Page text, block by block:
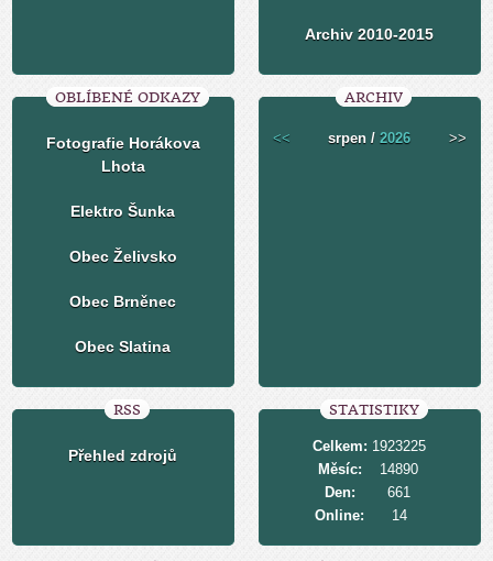
Archiv 2010-2015
OBLÍBENÉ ODKAZY
Fotografie Horákova
Lhota
Elektro Šunka
Obec Želivsko
Obec Brněnec
Obec Slatina
ARCHIV
<< srpen /2026 >>
RSS
Přehled zdrojů
STATISTIKY
Online: 14
Celkem: 1923225
Měsíc:
14890
Den:
661